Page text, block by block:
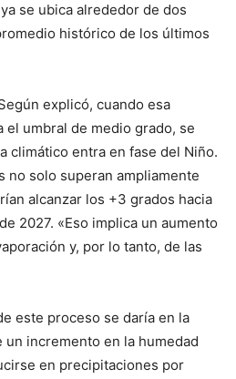
se ubica alrededor de dos
histórico de los últimos
explicó, cuando esa
el umbral de medio grado, se
climático entra en fase del Niño.
no solo superan ampliamente
alcanzar los +3 grados hacia
2027. «Eso implica un aumento
y, por lo tanto, de las
este proceso se daría en la
un incremento en la humedad
en precipitaciones por